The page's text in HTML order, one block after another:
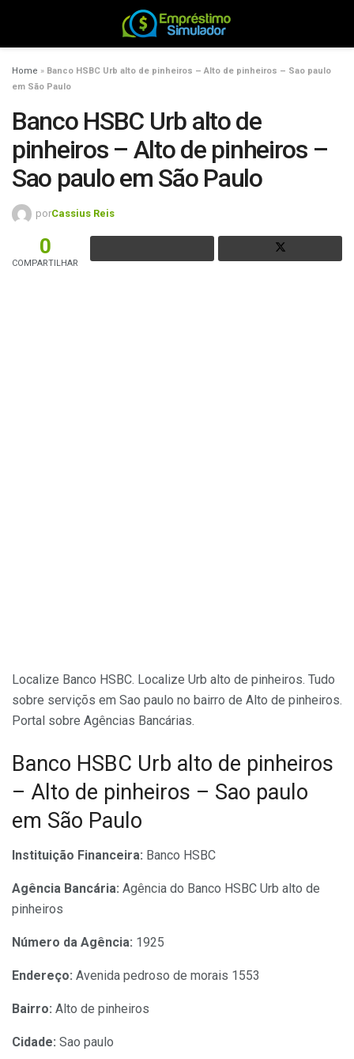
Home » Banco HSBC Urb alto de pinheiros – Alto de pinheiros – Sao paulo
em São Paulo
Banco HSBC Urb alto de
pinheiros – Alto de pinheiros –
Sao paulo em São Paulo
porCassius Reis
0
COMPARTILHAR
Localize Banco HSBC. Localize Urb alto de pinheiros. Tudo
sobre serviçõs em Sao paulo no bairro de Alto de pinheiros.
Portal sobre Agências Bancárias.
Banco HSBC Urb alto de pinheiros
– Alto de pinheiros – Sao paulo
em São Paulo
Instituição Financeira: Banco HSBC
Agência Bancária: Agência do Banco HSBC Urb alto de
pinheiros
Número da Agência: 1925
Endereço: Avenida pedroso de morais 1553
Bairro: Alto de pinheiros
Cidade: Sao paulo